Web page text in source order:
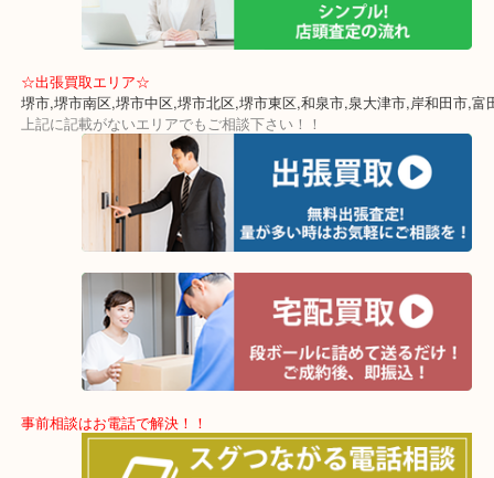
スポーツウォッチで人気なスポーツウォッチのカレラ時計ですが言
く高価会買取しております！！
ご不用になりましたブランド時計ござましたらお気軽にご来店下さ
「カレラ」という語源はスペイン語でレース・情熱という意味があ
の間で人気シリーズとなっております。